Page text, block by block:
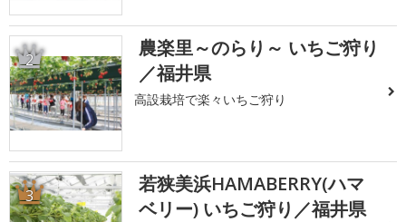
2
農楽里～のらり～ いちご狩り
／福井県
高設栽培で楽々いちご狩り
3
若狭美浜HAMABERRY(ハマ
ベリー) いちご狩り／福井県